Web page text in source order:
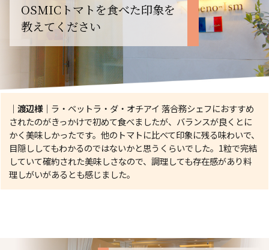
OSMICトマトを食べた印象を
教えてください
｜渡辺様｜ ラ・ベットラ・ダ・オチアイ 落合務シェフにおすすめ
されたのがきっかけで初めて食べましたが、バランスが良くとに
かく美味しかったです。他のトマトに比べて印象に残る味わいで、
目隠ししてもわかるのではないかと思うくらいでした。1粒で完結
していて確約された美味しさなので、調理しても存在感があり料
理しがいがあるとも感じました。